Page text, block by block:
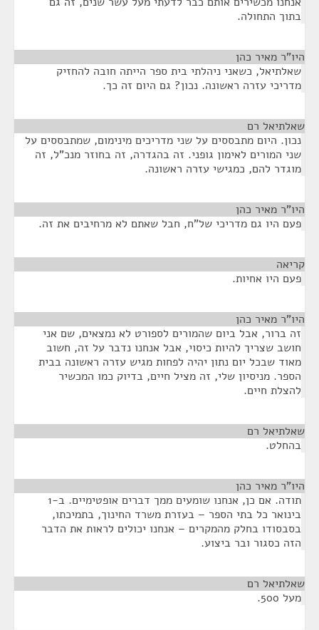
בתוך התחולה.
היו"ר מאיר כהן
שאלתיאל, כשאני ניהלתי בית ספר הייתה חובה להחזיק
מדריכי עזרה ראשונה. נכון? גם היום זה כך.
שאלתיאל רם
נכון. היום מתבססים על שני מדריכים מינימום, שמתבססים על
שני המורים לאימון גופני. זה בהגדרה, זה בחוזר מנכ"ל, זה
מוגדר להם, כמגישי עזרה ראשונה.
היו"ר מאיר כהן
פעם היו גם מדריכי של"ח, חבל שאתם לא מרחיבים את זה.
קריאה
פעם היו אחיות.
היו"ר מאיר כהן
זה ברור, אבל ביום שהמורים לספורט לא נמצאים, שם אני
חושב שצריך להיות כיסוי, אבל אנחנו נדבר על זה, חשוב
מאוד שבכל יום נתון יהיה לפחות מגיש עזרה ראשונה בבית
הספר. מניסיון שלי, זה מציל חיים, בדיוק כמו המכשיר
להצלת חיים.
שאלתיאל רם
בהחלט.
היו"ר מאיר כהן
תודה. אם כן, אנחנו שומעים ממך דברים אופטימיים. ב-1
בינואר כל בתי הספר – בעזרת משרד החינוך, בתמיכתו,
בסבסודו בחלק מהמקרים – אנחנו יכולים לראות את הדבר
הזה כסגור ובר ביצוע.
שאלתיאל רם
מעל 500.